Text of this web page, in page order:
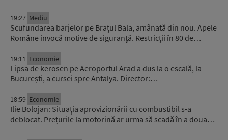
19:27 Mediu
Scufundarea barjelor pe Brațul Bala, amânată din nou. Apele
Române invocă motive de siguranță. Restricții în 80 de…
19:11 Economie
Lipsa de kerosen pe Aeroportul Arad a dus la o escală, la
București, a cursei spre Antalya. Director:…
18:59 Economie
Ilie Bolojan: Situaţia aprovizionării cu combustibil s-a
deblocat. Prețurile la motorină ar urma să scadă în a doua…